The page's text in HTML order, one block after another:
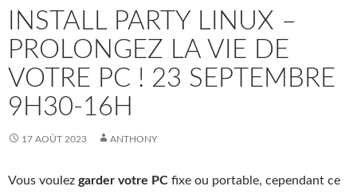
INSTALL PARTY LINUX –
PROLONGEZ LA VIE DE
VOTRE PC ! 23 SEPTEMBRE
9H30-16H
17 AOÛT 2023 ANTHONY
Vous voulez garder votre PC fixe ou portable, cependant ce